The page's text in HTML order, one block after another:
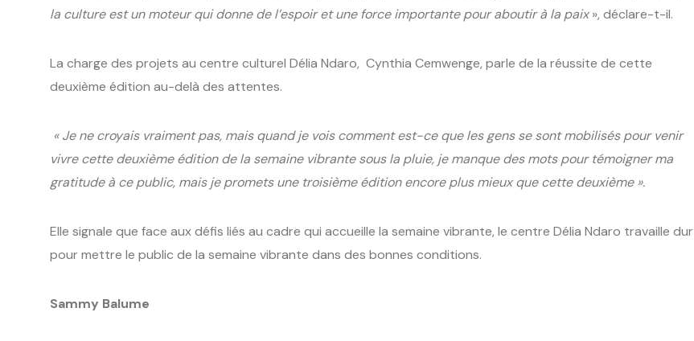
la culture est un moteur qui donne de l’espoir et une force importante pour aboutir à la paix», déclare-t-il.
La charge des projets au centre culturel Délia Ndaro, Cynthia Cemwenge, parle de la réussite de cette
deuxième édition au-delà des attentes.
« Je ne croyais vraiment pas, mais quand je vois comment est-ce que les gens se sont mobilisés pour venir
vivre cette deuxième édition de la semaine vibrante sous la pluie, je manque des mots pour témoigner ma
gratitude à ce public, mais je promets une troisième édition encore plus mieux que cette deuxième ».
Elle signale que face aux défis liés au cadre qui accueille la semaine vibrante, le centre Délia Ndaro travaille dur
pour mettre le public de la semaine vibrante dans des bonnes conditions.
Sammy Balume